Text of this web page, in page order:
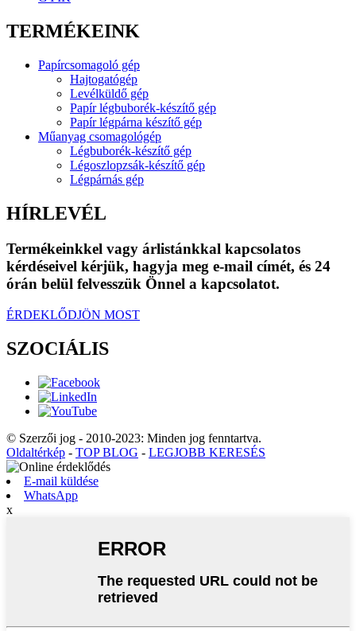
TERMÉKEINK
Papírcsomagoló gép
Hajtogatógép
Levélküldő gép
Papír légbuborék-készítő gép
Papír légpárna készítő gép
Műanyag csomagológép
Légbuborék-készítő gép
Légoszlopzsák-készítő gép
Légpárnás gép
HÍRLEVÉL
Termékeinkkel vagy árlistánkkal kapcsolatos
kérdéseivel kérjük, hagyja meg e-mail címét, és 24
órán belül felvesszük Önnel a kapcsolatot.
ÉRDEKLŐDJÖN MOST
SZOCIÁLIS
© Szerzői jog - 2010-2023: Minden jog fenntartva.
Oldaltérkép - TOP BLOG - LEGJOBB KERESÉS
E-mail küldése
WhatsApp
x